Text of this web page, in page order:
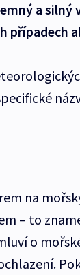
a silný
případech
na
– to
o